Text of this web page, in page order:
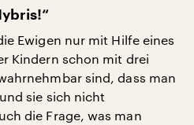
Ewigen nur mit Hilfe eines
Kindern schon mit drei
sind, dass man
sie sich nicht
die Frage, was man